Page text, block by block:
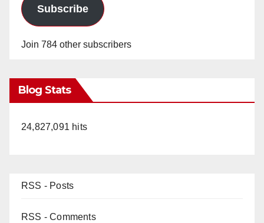
Subscribe
Join 784 other subscribers
Blog Stats
24,827,091 hits
RSS - Posts
RSS - Comments